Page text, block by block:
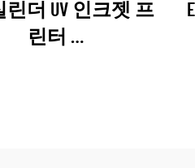
린더 UV 인크젯 프
린터